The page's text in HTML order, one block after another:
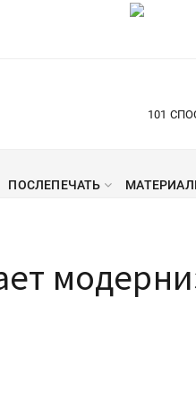
101
ПОСЛЕПЕЧАТЬ